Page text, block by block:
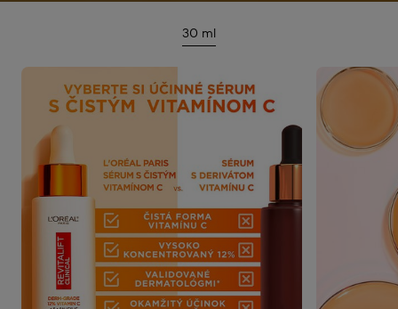
30 ml